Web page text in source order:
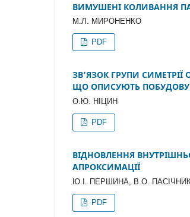
ВИМУШЕНІ КОЛИВАННЯ
М.Л. МИРОНЕНКО
PDF
ЗВ’ЯЗОК ГРУПИ
ЩО ОПИСУЮТЬ ПОБУДОВУ
О.Ю. НІЦИН
PDF
ВІДНОВЛЕННЯ
АПРОКСИМАЦІЇ
Ю.І. ПЕРШИНА, В.О.
PDF